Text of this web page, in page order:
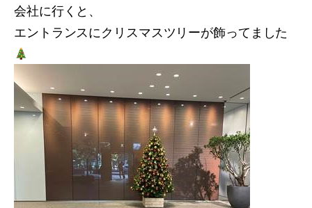
会社に行くと、
エントランスにクリスマスツリーが飾ってました